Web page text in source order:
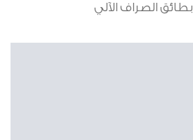
بطائق الصراف الآلي